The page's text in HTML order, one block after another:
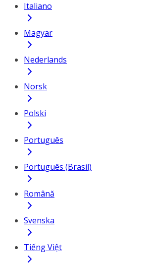
Italiano
Magyar
Nederlands
Norsk
Polski
Português
Português (Brasil)
Română
Svenska
Tiếng Việt